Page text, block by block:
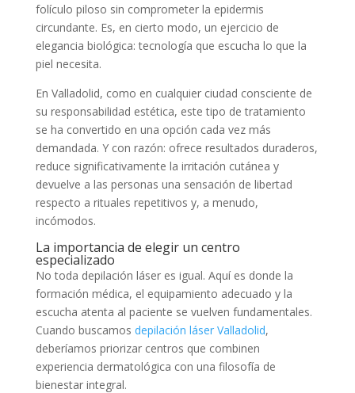
folículo piloso sin comprometer la epidermis
circundante. Es, en cierto modo, un ejercicio de
elegancia biológica: tecnología que escucha lo que la
piel necesita.
En Valladolid, como en cualquier ciudad consciente de
su responsabilidad estética, este tipo de tratamiento
se ha convertido en una opción cada vez más
demandada. Y con razón: ofrece resultados duraderos,
reduce significativamente la irritación cutánea y
devuelve a las personas una sensación de libertad
respecto a rituales repetitivos y, a menudo,
incómodos.
La importancia de elegir un centro
especializado
No toda depilación láser es igual. Aquí es donde la
formación médica, el equipamiento adecuado y la
escucha atenta al paciente se vuelven fundamentales.
Cuando buscamos depilación láser Valladolid,
deberíamos priorizar centros que combinen
experiencia dermatológica con una filosofía de
bienestar integral.